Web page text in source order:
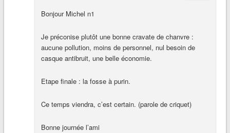
Bonjour Michel n1
Je préconise plutôt une bonne cravate de chanvre :
aucune pollution, moins de personnel, nul besoin de
casque antibruit, une belle économie.
Etape finale : la fosse à purin.
Ce temps viendra, c’est certain. (parole de criquet)
Bonne journée l’ami